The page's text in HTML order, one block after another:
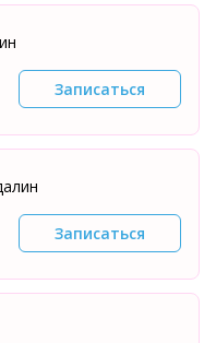
Записаться
Записаться